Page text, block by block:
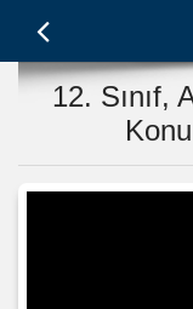
12. Sınıf,